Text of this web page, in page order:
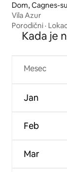
Dom, Cagnes-
Vila Azur
Porodični ·
Kada je
Mesec
Jan
Feb
Mar